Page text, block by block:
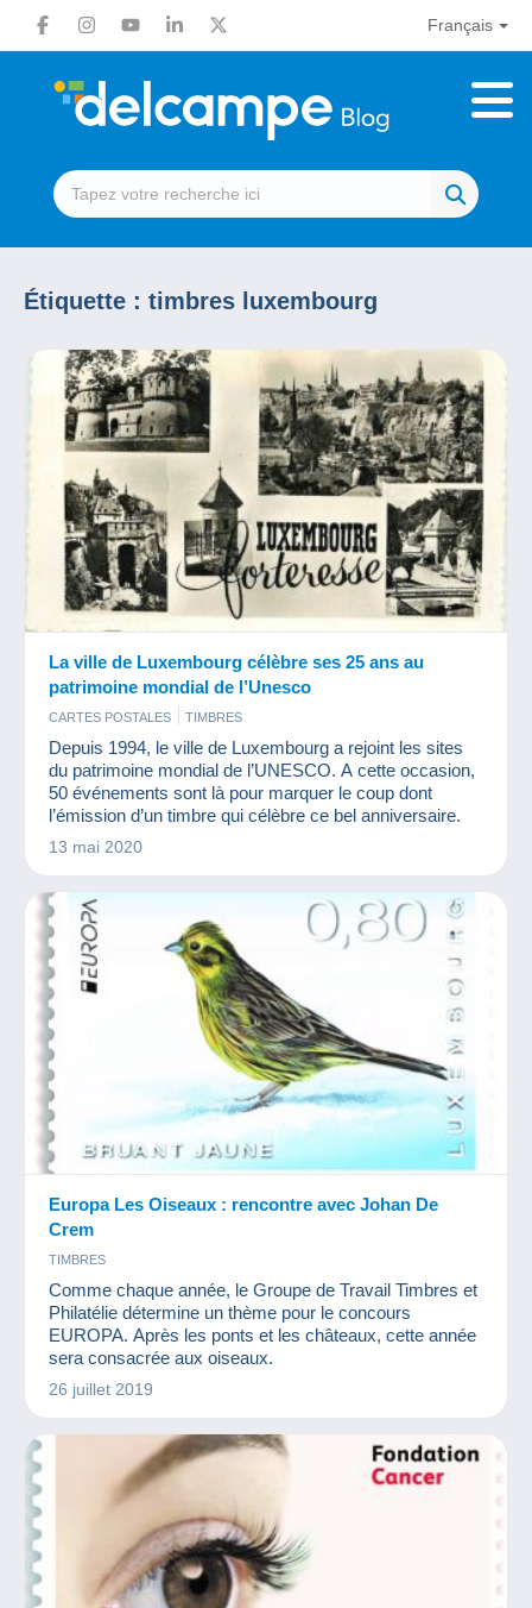
Français
Étiquette : timbres luxembourg
La ville de Luxembourg célèbre ses 25 ans au
patrimoine mondial de l’Unesco
CARTES POSTALES TIMBRES
Depuis 1994, le ville de Luxembourg a rejoint les sites
du patrimoine mondial de l’UNESCO. A cette occasion,
50 événements sont là pour marquer le coup dont
l’émission d’un timbre qui célèbre ce bel anniversaire.
13 mai 2020
Europa Les Oiseaux : rencontre avec Johan De
Crem
TIMBRES
Comme chaque année, le Groupe de Travail Timbres et
Philatélie détermine un thème pour le concours
EUROPA. Après les ponts et les châteaux, cette année
sera consacrée aux oiseaux.
26 juillet 2019